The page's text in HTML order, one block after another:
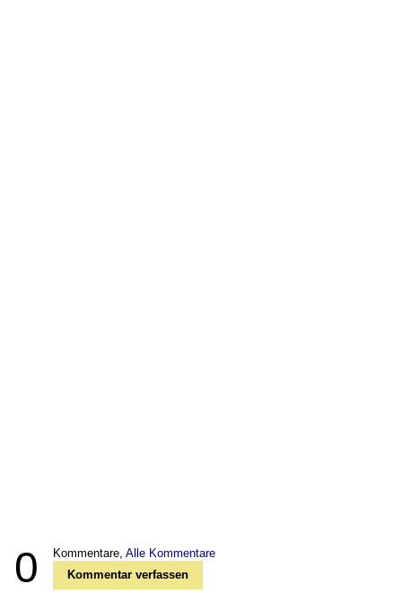
0 Kommentare, Alle Kommentare
Kommentar verfassen